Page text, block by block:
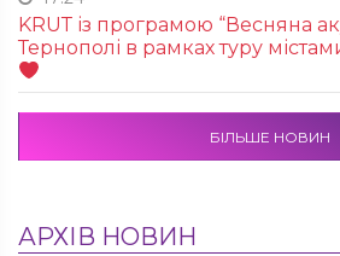
KRUТ із програмою “Весняна
Тернополі в рамках туру
БІЛЬШЕ НОВИН
АРХІВ НОВИН